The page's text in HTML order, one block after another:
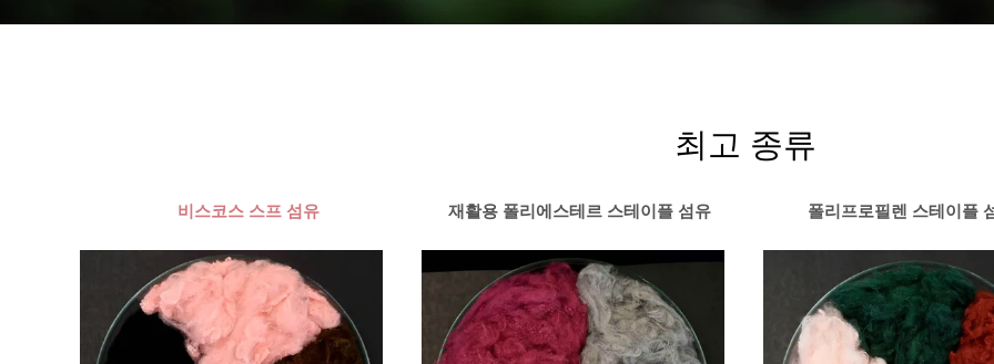
최고 종류
비스코스 스프 섬유 재활용 폴리에스테르 스테이플 섬유 폴리프로필렌 스테이플